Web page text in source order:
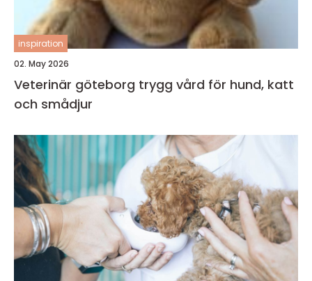
inspiration
02. May 2026
Veterinär göteborg trygg vård för hund, katt
och smådjur